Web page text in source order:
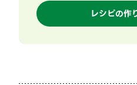
レシピの作